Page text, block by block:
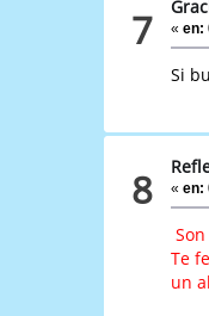
7 «en:
Si
8 «en:
Te
un